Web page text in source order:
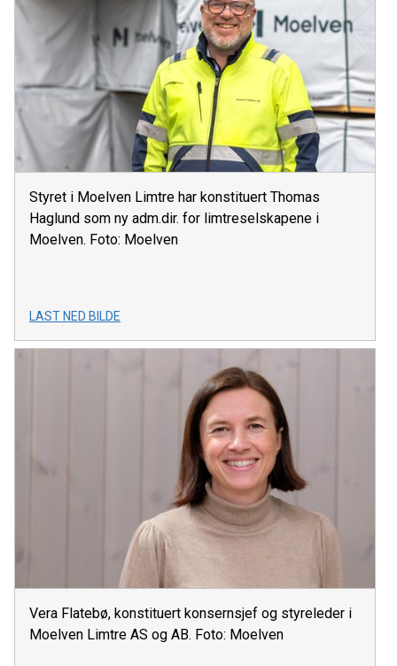
Styret i Moelven Limtre har konstituert Thomas
Haglund som ny adm.dir. for limtreselskapene i
Moelven. Foto: Moelven
LAST NED BILDE
Vera Flatebø, konstituert konsernsjef og styreleder i
Moelven Limtre AS og AB. Foto: Moelven